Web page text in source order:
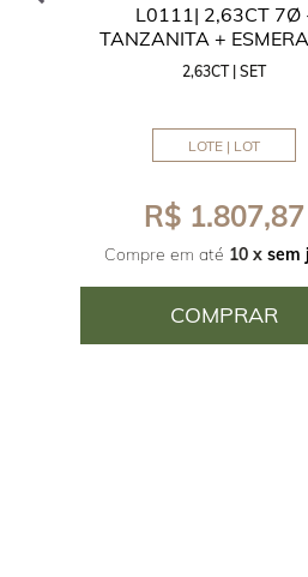
L0111| 2,63CT 7Ø
TANZANITA +
2,63CT | SET
LOTE | LOT
R$ 1.807,87
Compre em até 10 x sem
COMPRAR